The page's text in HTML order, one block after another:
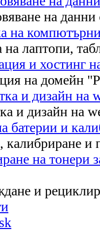
на данни
на
на лаптопи,
и хостинг
на домейн
и дизайн на
и дизайн на
батерии и
калибриране и
на тонери
и